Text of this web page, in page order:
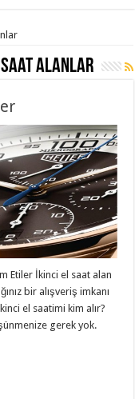
Alanlar
Etiler İkinci el saat alan
bir alışveriş imkanı
el saatimi kim alır?
gerek yok.